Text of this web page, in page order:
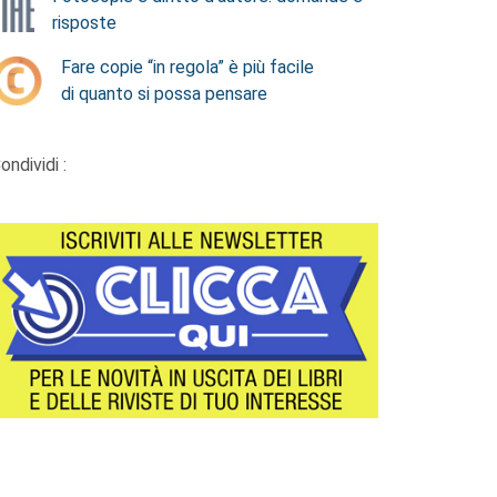
risposte
Fare copie “in regola” è più facile
di quanto si possa pensare
: